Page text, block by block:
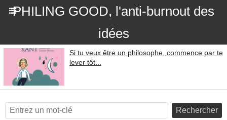
PHILING GOOD, l'anti-burnout des
idées
Si tu veux être un philosophe, commence par te
lever tôt...
Rechercher